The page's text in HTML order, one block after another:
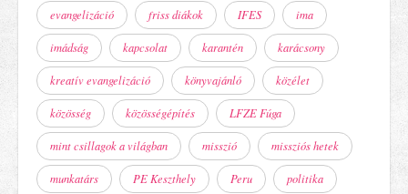
evangelizáció friss diákok IFES ima
imádság kapcsolat karantén karácsony
kreatív evangelizáció könyvajánló közélet
közösség közösségépítés LFZE Fúga
mint csillagok a világban misszió missziós hetek
munkatárs PE Keszthely Peru politika